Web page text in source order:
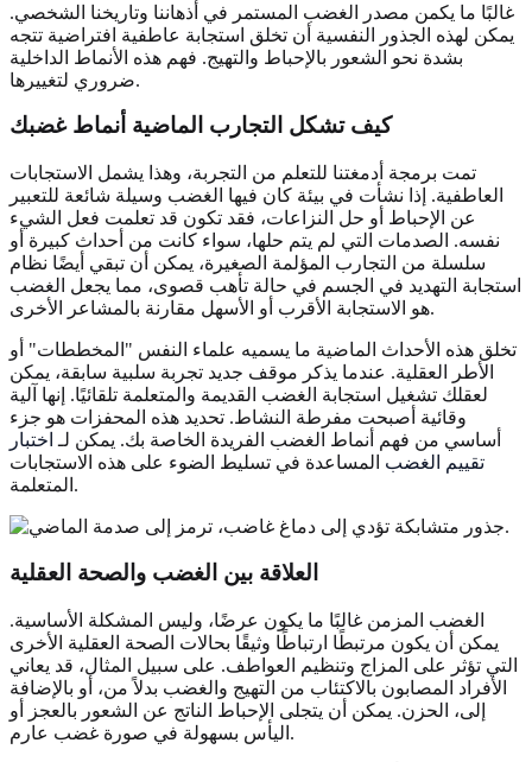
غالبًا ما يكمن مصدر الغضب المستمر في أذهاننا وتاريخنا الشخصي.
يمكن لهذه الجذور النفسية أن تخلق استجابة عاطفية افتراضية تتجه
بشدة نحو الشعور بالإحباط والتهيج. فهم هذه الأنماط الداخلية
ضروري لتغييرها.
كيف تشكل التجارب الماضية أنماط غضبك
تمت برمجة أدمغتنا للتعلم من التجربة، وهذا يشمل الاستجابات
العاطفية. إذا نشأت في بيئة كان فيها الغضب وسيلة شائعة للتعبير
عن الإحباط أو حل النزاعات، فقد تكون قد تعلمت فعل الشيء
نفسه. الصدمات التي لم يتم حلها، سواء كانت من أحداث كبيرة أو
سلسلة من التجارب المؤلمة الصغيرة، يمكن أن تبقي أيضًا نظام
استجابة التهديد في الجسم في حالة تأهب قصوى، مما يجعل الغضب
هو الاستجابة الأقرب أو الأسهل مقارنة بالمشاعر الأخرى.
تخلق هذه الأحداث الماضية ما يسميه علماء النفس "المخططات" أو
الأطر العقلية. عندما يذكر موقف جديد تجربة سلبية سابقة، يمكن
لعقلك تشغيل استجابة الغضب القديمة والمتعلمة تلقائيًا. إنها آلية
وقائية أصبحت مفرطة النشاط. تحديد هذه المحفزات هو جزء
أساسي من فهم أنماط الغضب الفريدة الخاصة بك. يمكن لـ اختبار
تقييم الغضب المساعدة في تسليط الضوء على هذه الاستجابات
المتعلمة.
العلاقة بين الغضب والصحة العقلية
الغضب المزمن غالبًا ما يكون عرضًا، وليس المشكلة الأساسية.
يمكن أن يكون مرتبطًا ارتباطًا وثيقًا بحالات الصحة العقلية الأخرى
التي تؤثر على المزاج وتنظيم العواطف. على سبيل المثال، قد يعاني
الأفراد المصابون بالاكتئاب من التهيج والغضب بدلاً من، أو بالإضافة
إلى، الحزن. يمكن أن يتجلى الإحباط الناتج عن الشعور بالعجز أو
اليأس بسهولة في صورة غضب عارم.